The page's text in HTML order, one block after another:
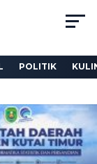
POLITIK